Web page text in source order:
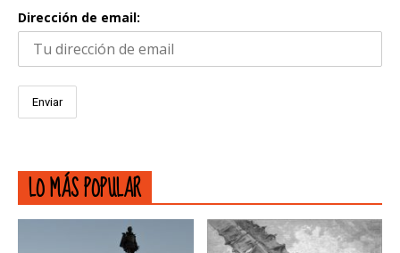
Dirección de email:
LO MÁS POPULAR